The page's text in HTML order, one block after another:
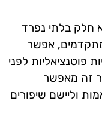
חלק בלתי נפרד
אפשר
פוטנציאליות לפני
זה מאפשר
וליישם שיפורים